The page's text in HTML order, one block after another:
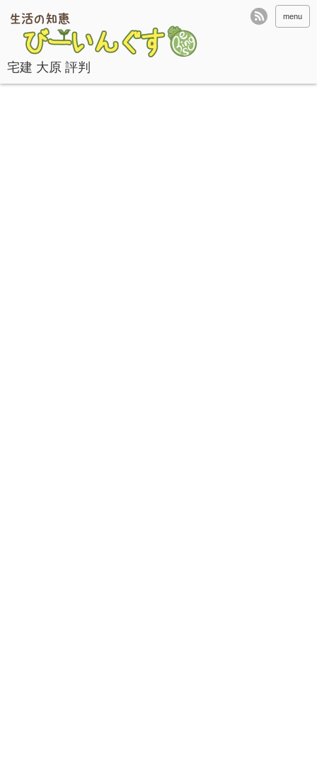
宅建 大原 評判
menu